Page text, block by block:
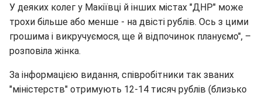
У деяких колег у Макіївці й інших містах "ДНР" може
трохи більше або менше - на двісті рублів. Ось з цими
грошима і викручуємося, ще й відпочинок плануємо", –
розповіла жінка.
За інформацією видання, співробітники так званих
"міністерств" отримують 12-14 тисяч рублів (близько